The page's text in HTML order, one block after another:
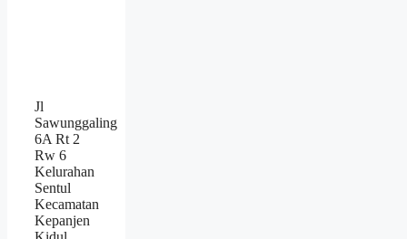
Jl
Sawunggaling
6A Rt 2
Rw 6
Kelurahan
Sentul
Kecamatan
Kepanjen